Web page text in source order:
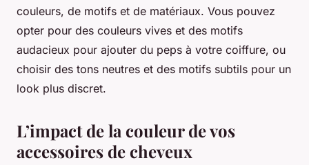
couleurs, de motifs et de matériaux. Vous pouvez
opter pour des couleurs vives et des motifs
audacieux pour ajouter du peps à votre coiffure, ou
choisir des tons neutres et des motifs subtils pour un
look plus discret.
L’impact de la couleur de vos
accessoires de cheveux